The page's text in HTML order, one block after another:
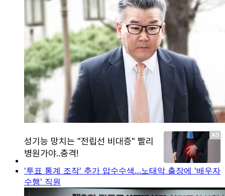
'투표 통계 조작' 추가 압수수색…노태악 출장에 '배우자
수행' 직원